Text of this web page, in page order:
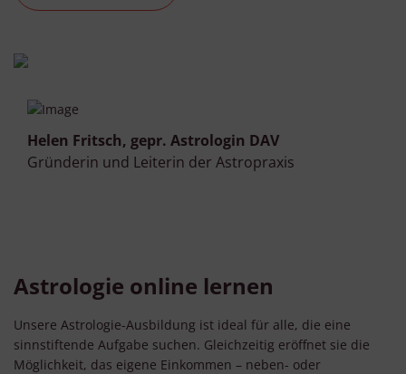
Helen Fritsch, gepr. Astrologin DAV
Gründerin und Leiterin der Astropraxis
Astrologie online lernen
Unsere Astrologie-Ausbildung ist ideal für alle, die eine
sinnstiftende Aufgabe suchen. Gleichzeitig eröffnet sie die
Möglichkeit, das eigene Einkommen – neben- oder